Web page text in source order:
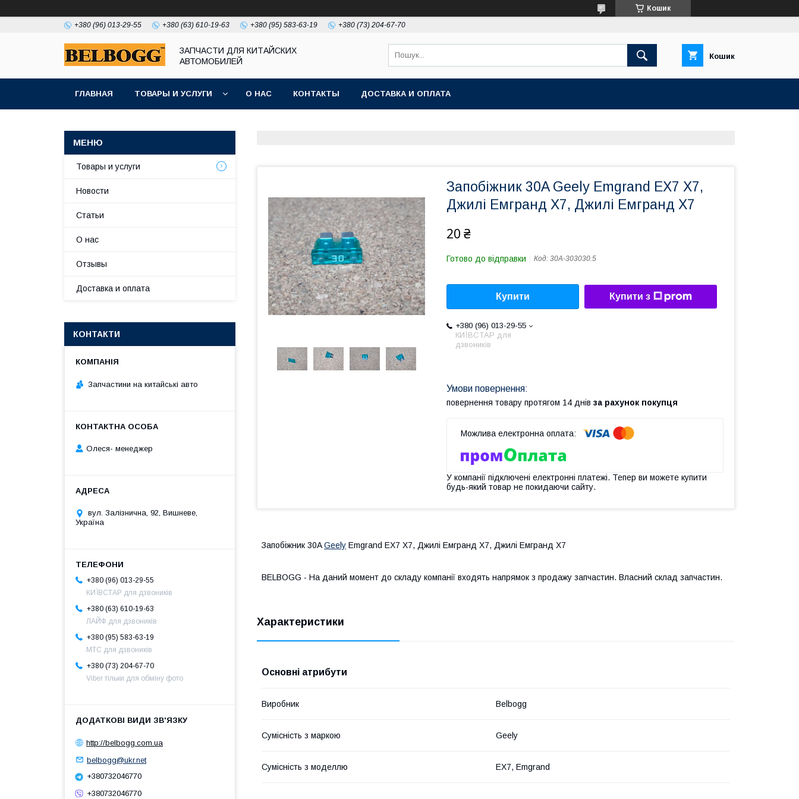
Кошик
+380 (96) 013-29-55 +380 (63) 610-19-63 +380 (95) 583-63-19 +380 (73) 204-67-70
ЗАПЧАСТИ ДЛЯ КИТАЙСКИХ
АВТОМОБИЛЕЙ
Кошик
ГЛАВНАЯ ТОВАРЫ И УСЛУГИ О НАС КОНТАКТЫ ДОСТАВКА И ОПЛАТА
Запобіжник 30A Geely Emgrand EX7 X7,
Джилі Емгранд Х7, Джилі Емгранд Х7
20 ₴
Готово до відправки Код: 30A-303030.5
Купити Купити з
+380 (96) 013-29-55
КИЇВСТАР для
дзвоників
повернення товару протягом 14 днів за рахунок покупця
У компанії підключені електронні платежі. Тепер ви можете купити
будь-який товар не покидаючи сайту.
Запобіжник 30AGeely Emgrand EX7 X7, Джилі Емгранд Х7, Джилі Емгранд Х7
BELBOGG - На даний момент до складу компанії входять напрямок з продажу запчастин. Власний склад запчастин.
Характеристики
Основні атрибути
Виробник Belbogg
Сумісність з маркою Geely
Сумісність з моделлю EX7, Emgrand
Товары и услуги
Новости
Статьи
О нас
Отзывы
Доставка и оплата
КОНТАКТИ
Запчастини на китайські авто
Олеся- менеджер
вул. Залізнична, 92, Вишневе,
Україна
+380 (96) 013-29-55
КИЇВСТАР для дзвоників
+380 (63) 610-19-63
ЛАЙФ для дзвоників
+380 (95) 583-63-19
МТС для дзвоників
+380 (73) 204-67-70
Viber тільки для обміну фото
http://belbogg.com.ua
belbogg@ukr.net
+380732046770
+380732046770